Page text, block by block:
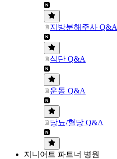
지방분해주사 Q&A
식단 Q&A
운동 Q&A
당뇨/혈당 Q&A
지니어트 파트너 병원